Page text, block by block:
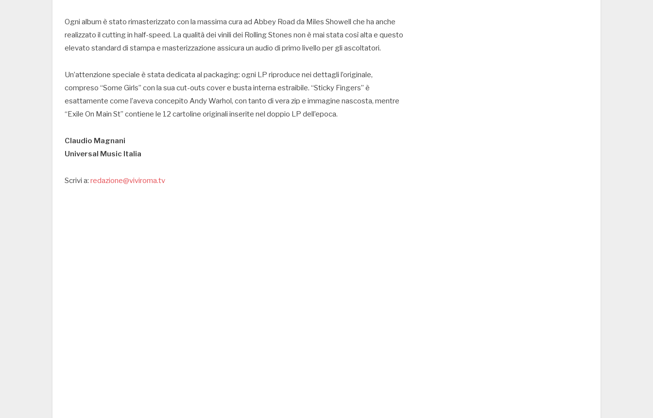
Ogni album è stato rimasterizzato con la massima cura ad Abbey Road da Miles Showell che ha anche
realizzato il cutting in half-speed. La qualità dei vinili dei Rolling Stones non è mai stata così alta e questo
elevato standard di stampa e masterizzazione assicura un audio di primo livello per gli ascoltatori.
Un’attenzione speciale è stata dedicata al packaging: ogni LP riproduce nei dettagli l’originale,
compreso “Some Girls” con la sua cut-outs cover e busta interna estraibile. “Sticky Fingers” è
esattamente come l’aveva concepito Andy Warhol, con tanto di vera zip e immagine nascosta, mentre
“Exile On Main St” contiene le 12 cartoline originali inserite nel doppio LP dell’epoca.
Claudio Magnani
Universal Music Italia
Scrivi a: redazione@viviroma.tv